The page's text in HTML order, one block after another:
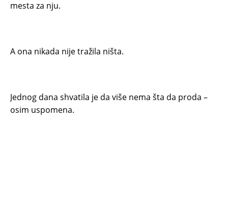
mesta za nju.
A ona nikada nije tražila ništa.
Jednog dana shvatila je da više nema šta da proda –
osim uspomena.